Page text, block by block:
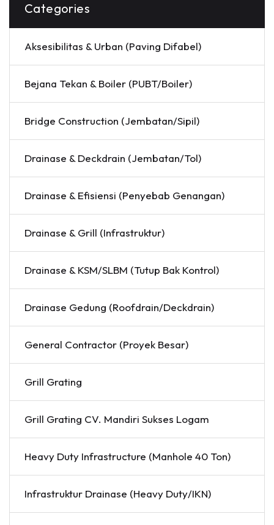
Categories
Aksesibilitas & Urban (Paving Difabel)
Bejana Tekan & Boiler (PUBT/Boiler)
Bridge Construction (Jembatan/Sipil)
Drainase & Deckdrain (Jembatan/Tol)
Drainase & Efisiensi (Penyebab Genangan)
Drainase & Grill (Infrastruktur)
Drainase & KSM/SLBM (Tutup Bak Kontrol)
Drainase Gedung (Roofdrain/Deckdrain)
General Contractor (Proyek Besar)
Grill Grating
Grill Grating CV. Mandiri Sukses Logam
Heavy Duty Infrastructure (Manhole 40 Ton)
Infrastruktur Drainase (Heavy Duty/IKN)